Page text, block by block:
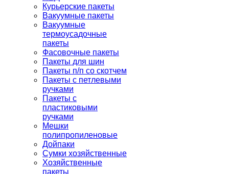
Курьерские пакеты
Вакуумные пакеты
Вакуумные
термоусадочные
пакеты
Фасовочные пакеты
Пакеты для шин
Пакеты п/п со скотчем
Пакеты с петлевыми
ручками
Пакеты с
пластиковыми
ручками
Мешки
полипропиленовые
Дойпаки
Сумки хозяйственные
Хозяйственные
пакеты